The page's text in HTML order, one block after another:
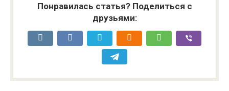
Понравилась статья? Поделиться с
друзьями: